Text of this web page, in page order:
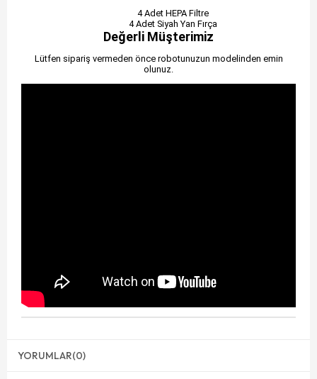
4 Adet HEPA Filtre
4 Adet Siyah Yan Fırça
Değerli Müşterimiz
Lütfen sipariş vermeden önce robotunuzun modelinden emin
olunuz.
YORUMLAR(0)